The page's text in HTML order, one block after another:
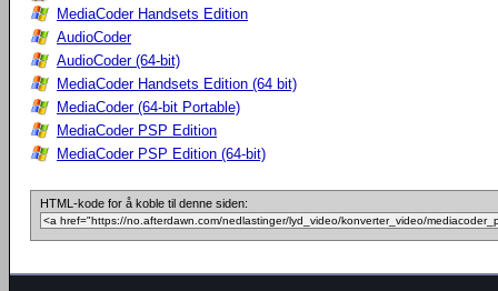
MediaCoder Handsets Edition
AudioCoder
AudioCoder (64-bit)
MediaCoder Handsets Edition (64 bit)
MediaCoder (64-bit Portable)
MediaCoder PSP Edition
MediaCoder PSP Edition (64-bit)
HTML-kode for å koble til denne siden: